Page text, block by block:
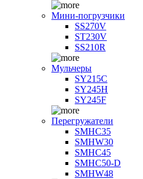
Мини-погрузчики
SS270V
ST230V
SS210R
Мульчеры
SY215C
SY245H
SY245F
Перегружатели
SMHC35
SMHW30
SMHC45
SMHC50-D
SMHW48